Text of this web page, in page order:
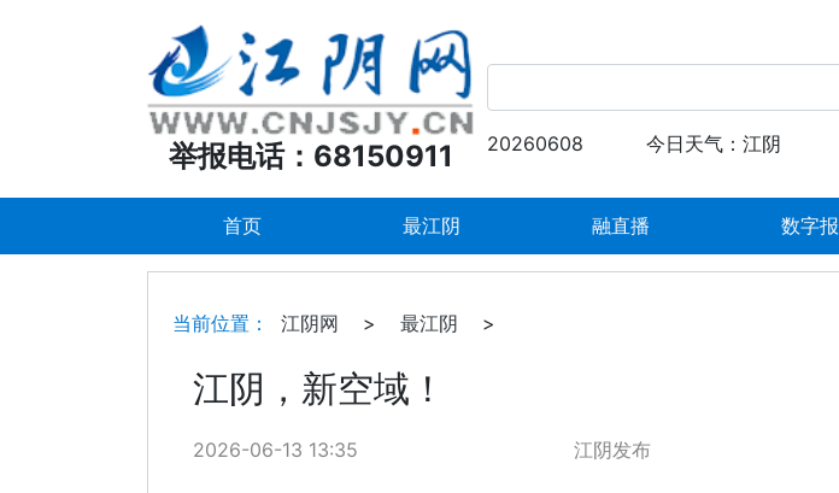
举报电话：68150911 20260608 今日天气：江阴
首页 最江阴 融直播 数字报
当前位置： 江阴网 > 最江阴 >
江阴，新空域！
2026-06-13 13:35 江阴发布